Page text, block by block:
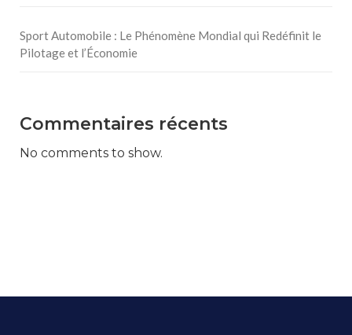
Sport Automobile : Le Phénomène Mondial qui Redéfinit le
Pilotage et l’Économie
Commentaires récents
No comments to show.